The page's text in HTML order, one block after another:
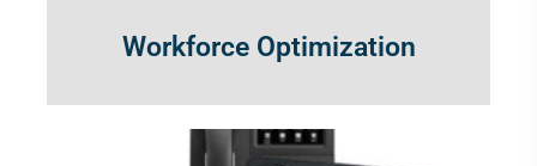
Workforce Optimization